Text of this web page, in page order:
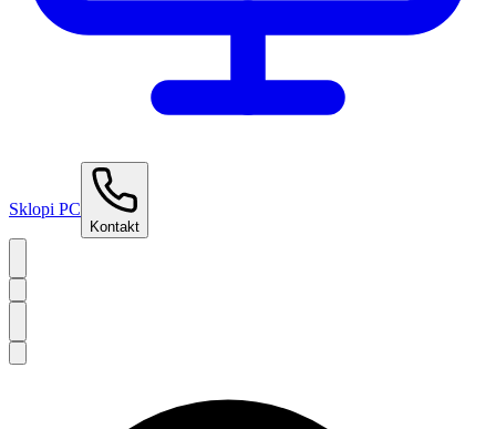
Sklopi PC
Kontakt